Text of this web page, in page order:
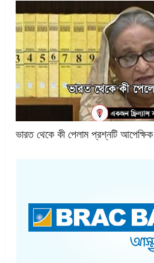
ভারত থেকে কী পেলাম প্রশ্নটি আপেক্ষিক